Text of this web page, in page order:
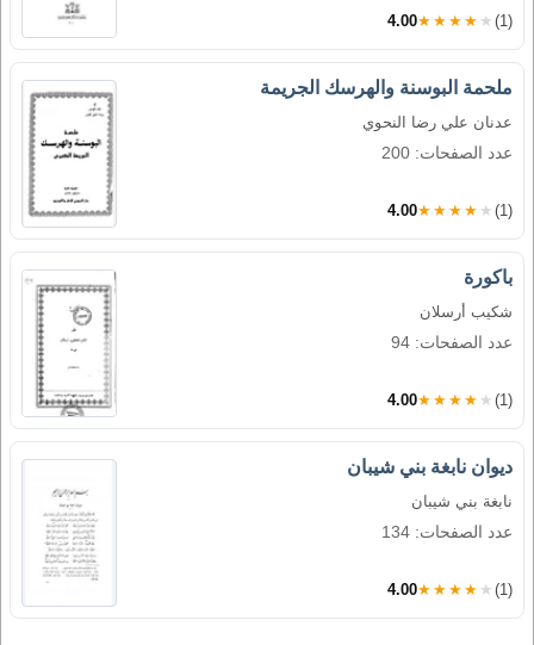
4.00★★★★★ (1)
ملحمة البوسنة والهرسك الجريمة
عدنان علي رضا النحوي
عدد الصفحات: 200
4.00★★★★★ (1)
باكورة
شكيب أرسلان
عدد الصفحات: 94
4.00★★★★★ (1)
ديوان نابغة بني شيبان
نابغة بني شيبان
عدد الصفحات: 134
4.00★★★★★ (1)